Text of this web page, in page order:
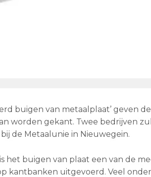
buigen van metaalplaat’ geven
worden gekant. Twee bedrijven
de Metaalunie in Nieuwegein.
het buigen van plaat een van de
kantbanken uitgevoerd. Veel